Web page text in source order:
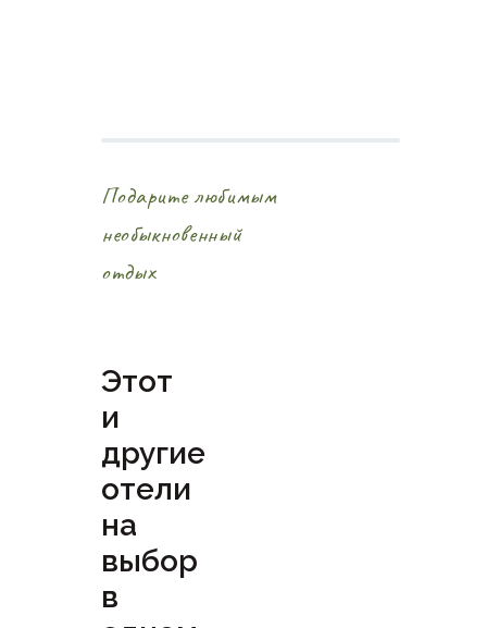
Подарите любимым
необыкновенный
отдых
Этот
и
другие
отели
на
выбор
в